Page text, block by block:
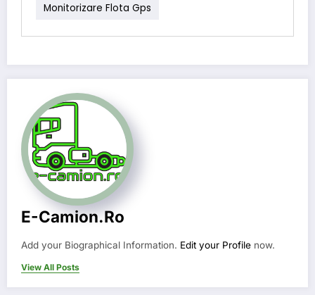
Monitorizare Flota Gps
E-Camion.ro
Add your Biographical Information. Edit your Profile now.
View All Posts